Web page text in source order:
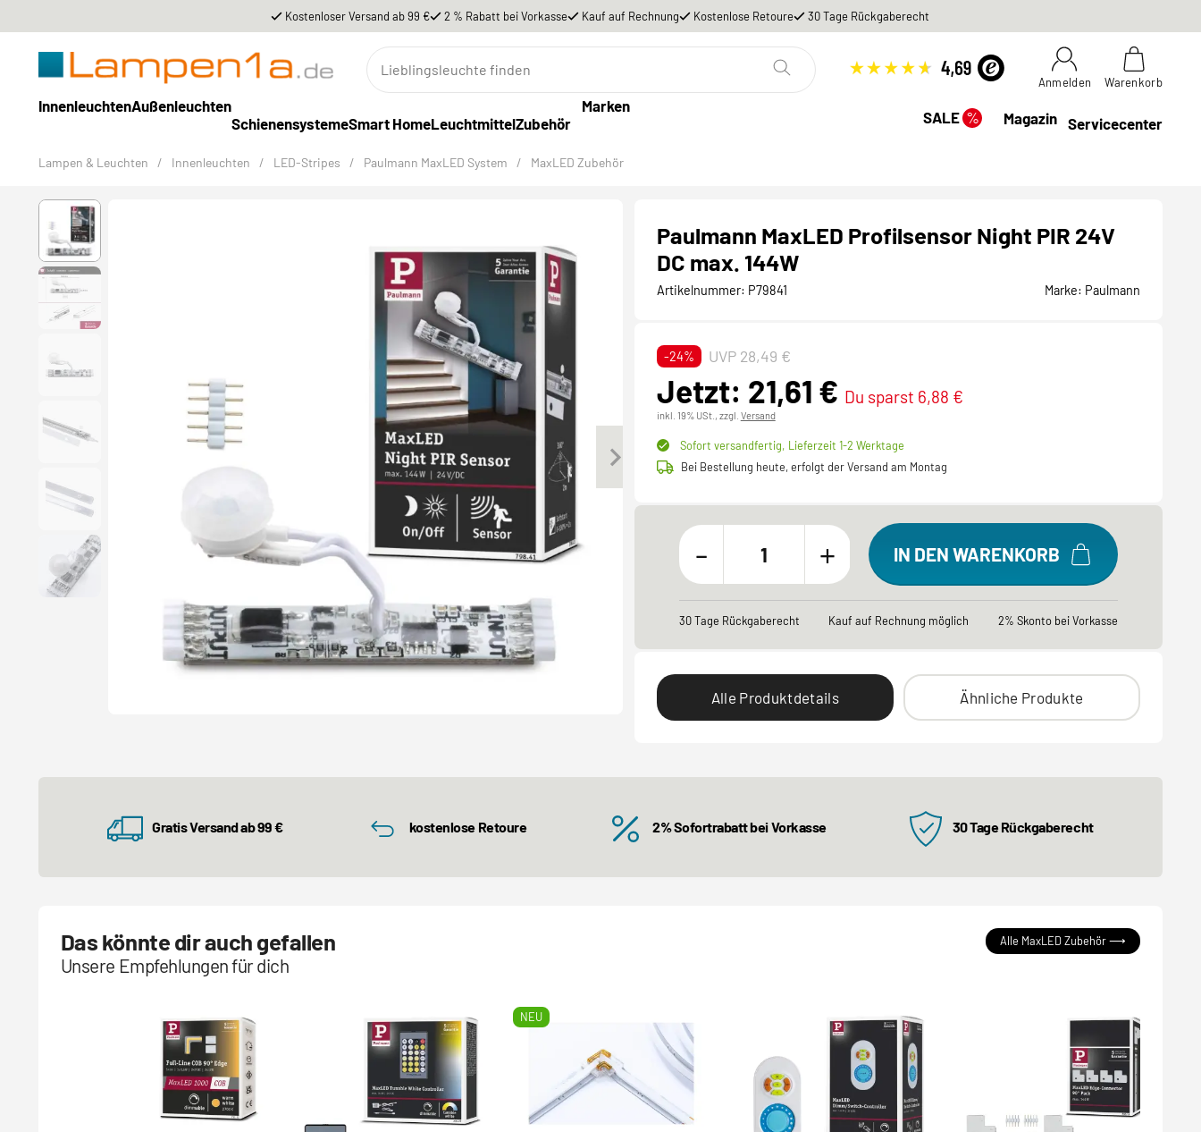
Kostenloser Versand ab 99 € 2 % Rabatt bei Vorkasse Kauf auf Rechnung Kostenlose Retoure 30 Tage Rückgaberecht
Anmelden Warenkorb
InnenleuchtenAußenleuchten
SchienensystemeSmart HomeLeuchtmittelZubehör
Marken
SALE% Magazin Servicecenter
Lampen & Leuchten / Innenleuchten / LED-Stripes / Paulmann MaxLED System / MaxLED Zubehör
Paulmann MaxLED Profilsensor Night PIR 24V
DC max. 144W
Artikelnummer: P79841 Marke: Paulmann
-24% UVP 28,49 €
Jetzt: 21,61 € Du sparst 6,88 €
inkl. 19% USt., zzgl. Versand
Sofort versandfertig, Lieferzeit 1-2 Werktage
Bei Bestellung heute, erfolgt der Versand am Montag
- + IN DEN WARENKORB
30 Tage Rückgaberecht Kauf auf Rechnung möglich 2% Skonto bei Vorkasse
Alle Produktdetails Ähnliche Produkte
Gratis Versand ab 99 € kostenlose Retoure 2% Sofortrabatt bei Vorkasse 30 Tage Rückgaberecht
Das könnte dir auch gefallen
Unsere Empfehlungen für dich
Alle MaxLED Zubehör ⟶
NEU